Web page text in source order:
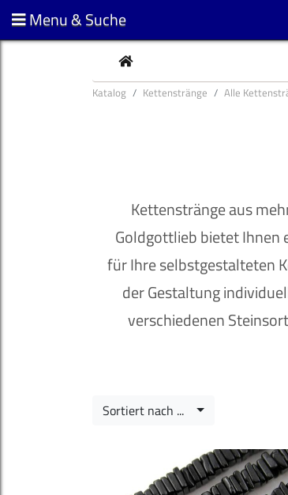
Menu & Suche
CURRENT
Katalog Kettenstränge Alle
Kettenstränge aus
Goldgottlieb bietet Ihnen
für Ihre selbstgestalteten
der Gestaltung
verschiedenen
Sortiert nach ...